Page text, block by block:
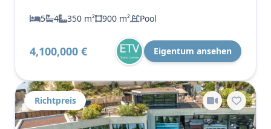
5 4 350 m² 900 m² Pool
4,100,000 € Eigentum ansehen
Richtpreis